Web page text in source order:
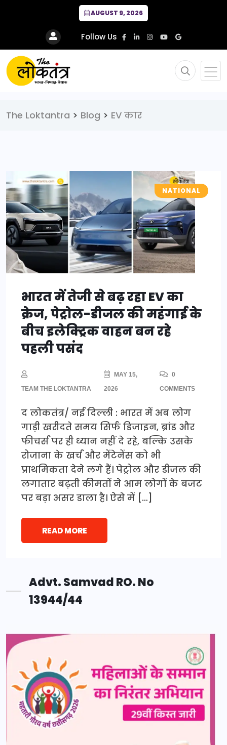
AUGUST 9, 2026
Follow Us
The Loktantra > Blog > EV कार
NATIONAL
भारत में तेजी से बढ़ रहा EV का
क्रेज, पेट्रोल-डीजल की महंगाई के
बीच इलेक्ट्रिक वाहन बन रहे
पहली पसंद
TEAM THE LOKTANTRA
MAY 15,
2026
0
COMMENTS
द लोकतंत्र/ नई दिल्ली : भारत में अब लोग
गाड़ी खरीदते समय सिर्फ डिजाइन, ब्रांड और
फीचर्स पर ही ध्यान नहीं दे रहे, बल्कि उसके
रोजाना के खर्च और मेंटेनेंस को भी
प्राथमिकता देने लगे हैं। पेट्रोल और डीजल की
लगातार बढ़ती कीमतों ने आम लोगों के बजट
पर बड़ा असर डाला है। ऐसे में […]
READ MORE
Advt. Samvad RO. No
13944/44